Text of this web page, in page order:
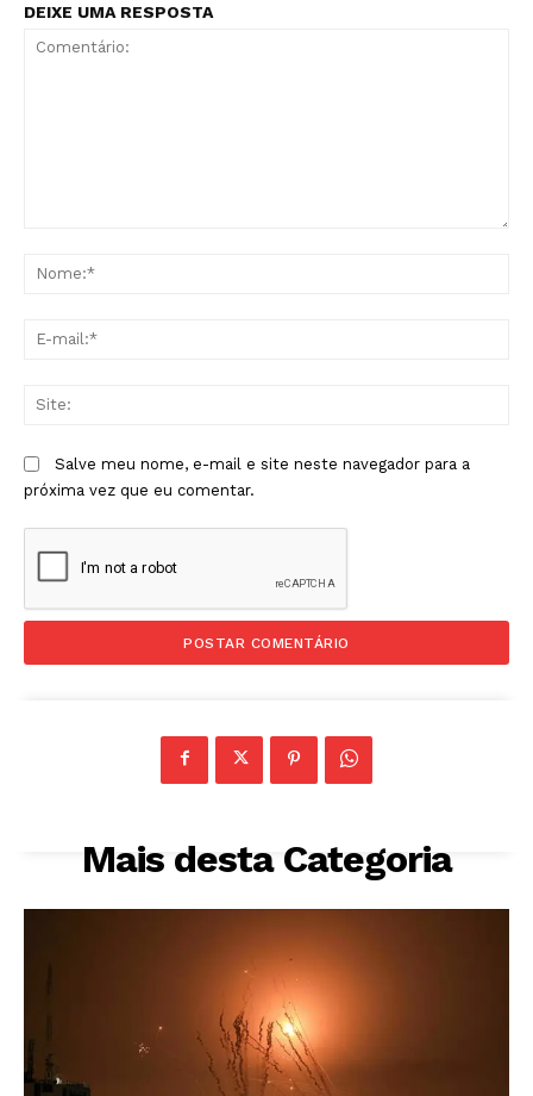
DEIXE UMA RESPOSTA
Salve meu nome, e-mail e site neste navegador para a
próxima vez que eu comentar.
Mais desta Categoria